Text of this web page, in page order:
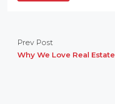
Prev Post
Why We Love Real Estate